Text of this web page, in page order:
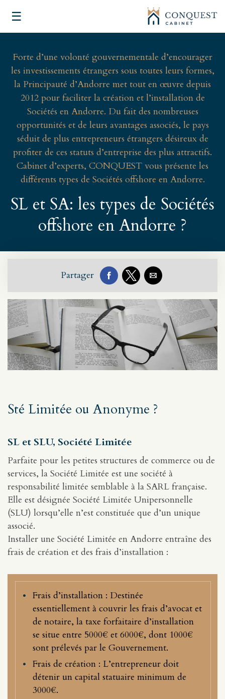
☰
Forte d’une volonté gouvernementale d’encourager
les investissements étrangers sous toutes leurs formes,
la Principauté d’Andorre met tout en œuvre depuis
2012 pour faciliter la création et l’installation de
Sociétés en Andorre. Du fait des nombreuses
opportunités et de leurs avantages associés, le pays
séduit de plus entrepreneurs étrangers désireux de
profiter de ces statuts d’entreprise des plus attractifs.
Cabinet d’experts, CONQUEST vous présente les
différents types de Sociétés offshore en Andorre.
SL et SA: les types de Sociétés
offshore en Andorre ?
Partager
Sté Limitée ou Anonyme ?
SL et SLU, Société Limitée
Parfaite pour les petites structures de commerce ou de
services, la Société Limitée est une société à
responsabilité limitée semblable à la SARL française.
Elle est désignée Société Limitée Unipersonnelle
(SLU) lorsqu’elle n’est constituée que d’un unique
associé.
Installer une Société Limitée en Andorre entraîne des
frais de création et des frais d’installation :
Frais d’installation : Destinée
essentiellement à couvrir les frais d’avocat et
de notaire, la taxe forfaitaire d’installation
se situe entre 5000€ et 6000€, dont 1000€
sont prélevés par le Gouvernement.
Frais de création : L’entrepreneur doit
détenir un capital statuaire minimum de
3000€.